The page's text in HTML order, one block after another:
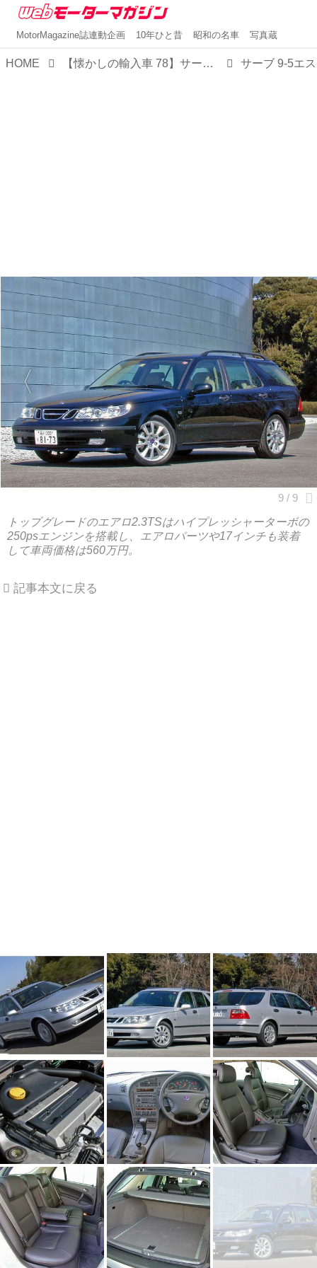
MotorMagazine誌連動企画 10年ひと昔 昭和の名車 写真蔵
HOME 【懐かしの輸入車 78】サーブ 9-5エステートは装備が充実したお買い得なグレードも設定した サーブ 9-5エ
トップグレードのエアロ2.3TSはハイプレッシャーターボの
250psエンジンを搭載し、エアロパーツや17インチも装着
して車両価格は560万円。
記事本文に戻る